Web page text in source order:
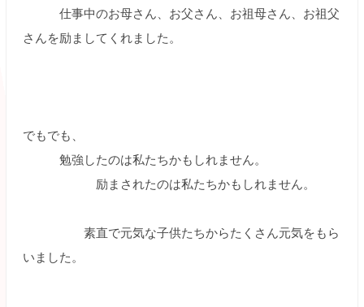
仕事中のお母さん、お父さん、お祖母さん、お祖父
さんを励ましてくれました。
でもでも、
勉強したのは私たちかもしれません。
励まされたのは私たちかもしれません。
素直で元気な子供たちからたくさん元気をもら
いました。